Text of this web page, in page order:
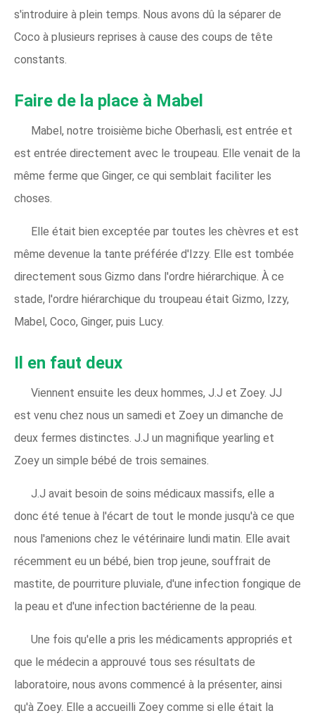
s'introduire à plein temps. Nous avons dû la séparer de
Coco à plusieurs reprises à cause des coups de tête
constants.
Faire de la place à Mabel
Mabel, notre troisième biche Oberhasli, est entrée et
est entrée directement avec le troupeau. Elle venait de la
même ferme que Ginger, ce qui semblait faciliter les
choses.
Elle était bien exceptée par toutes les chèvres et est
même devenue la tante préférée d'Izzy. Elle est tombée
directement sous Gizmo dans l'ordre hiérarchique. À ce
stade, l'ordre hiérarchique du troupeau était Gizmo, Izzy,
Mabel, Coco, Ginger, puis Lucy.
Il en faut deux
Viennent ensuite les deux hommes, J.J et Zoey. JJ
est venu chez nous un samedi et Zoey un dimanche de
deux fermes distinctes. J.J un magnifique yearling et
Zoey un simple bébé de trois semaines.
J.J avait besoin de soins médicaux massifs, elle a
donc été tenue à l'écart de tout le monde jusqu'à ce que
nous l'amenions chez le vétérinaire lundi matin. Elle avait
récemment eu un bébé, bien trop jeune, souffrait de
mastite, de pourriture pluviale, d'une infection fongique de
la peau et d'une infection bactérienne de la peau.
Une fois qu'elle a pris les médicaments appropriés et
que le médecin a approuvé tous ses résultats de
laboratoire, nous avons commencé à la présenter, ainsi
qu'à Zoey. Elle a accueilli Zoey comme si elle était la